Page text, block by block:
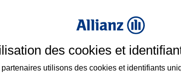
à Aixe-sur-Vienne et aux
des cookies et
partenaires utilisons des cookies et identifiants